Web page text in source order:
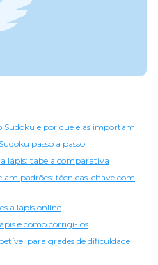
Sudoku e por que elas importam
passo a passo
a lápis: tabela comparativa
padrões: técnicas-chave com
a lápis online
e como corrigi-los
para grades de dificuldade